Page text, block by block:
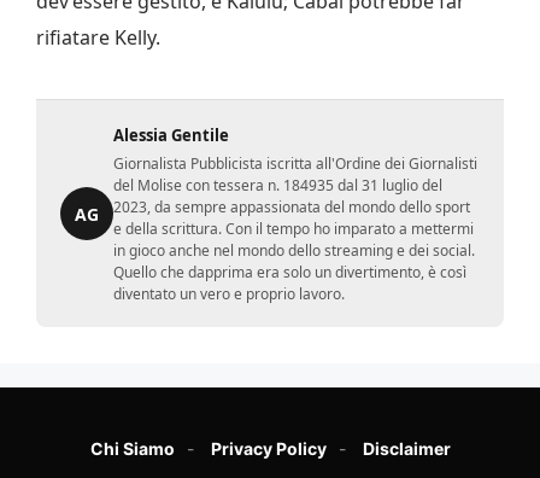
rifiatare Kelly.
AG
Alessia Gentile
Giornalista Pubblicista iscritta all'Ordine dei Giornalisti
del Molise con tessera n. 184935 dal 31 luglio del
2023, da sempre appassionata del mondo dello sport
e della scrittura. Con il tempo ho imparato a mettermi
in gioco anche nel mondo dello streaming e dei social.
Quello che dapprima era solo un divertimento, è così
diventato un vero e proprio lavoro.
Chi Siamo Privacy Policy Disclaimer